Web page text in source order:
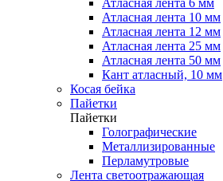
Атласная лента 6 мм
Атласная лента 10 мм
Атласная лента 12 мм
Атласная лента 25 мм
Атласная лента 50 мм
Кант атласный, 10 мм
Косая бейка
Пайетки
Пайетки
Голографические
Металлизированные
Перламутровые
Лента светоотражающая